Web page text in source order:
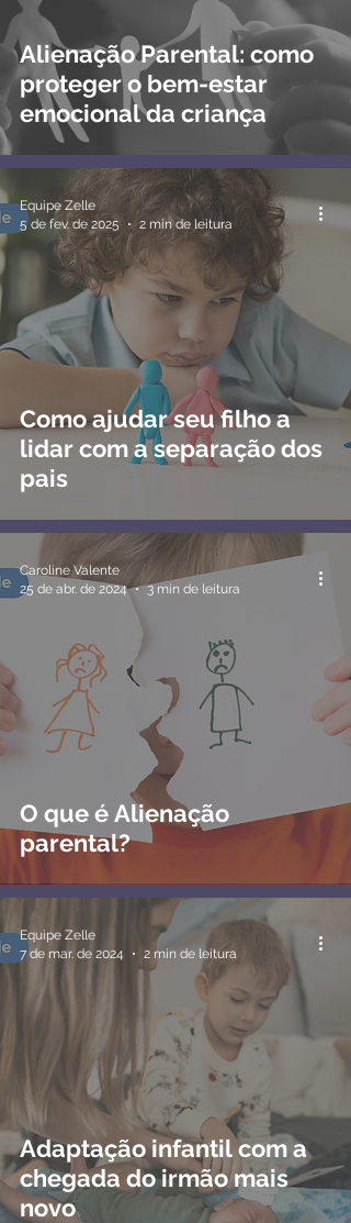
Alienação Parental: como
proteger o bem-estar
emocional da criança
Como ajudar seu filho a
lidar com a separação dos
pais
Equipe Zelle
5 de fev. de 2025
2 min de leitura
O que é Alienação
parental?
Caroline Valente
25 de abr. de 2024
3 min de leitura
Adaptação infantil com a
chegada do irmão mais
novo
Equipe Zelle
7 de mar. de 2024
2 min de leitura